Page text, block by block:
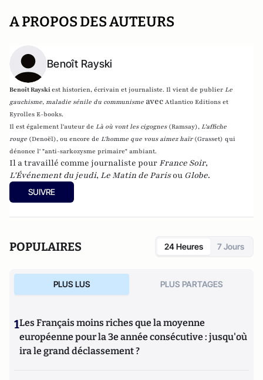
A PROPOS DES AUTEURS
Benoît Rayski
Benoît Rayskiest historien, écrivain et journaliste. Il vient de publier Le
gauchisme, maladie sénile du communisme avec Atlantico Editions et
Eyrolles E-books.
Il est également l'auteur de Là où vont les cigognes (Ramsay), L'affiche
rouge (Denoël), ou encore de L'homme que vous aimez haïr (Grasset) qui
dénonce l' "anti-sarkozysme primaire" ambiant.
Il a travaillé comme journaliste pour France Soir,
L'Événement du jeudi, Le Matin de Parisou Globe.
SUIVRE
POPULAIRES 24 Heures 7 Jours
PLUS LUS PLUS PARTAGES
1Les Français moins riches que la moyenne
européenne pour la 3e année consécutive : jusqu'où
ira le grand déclassement ?